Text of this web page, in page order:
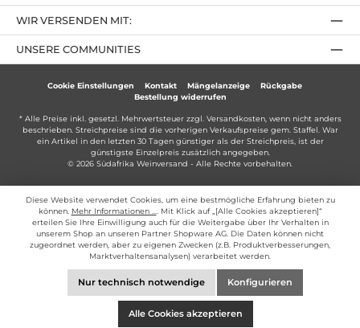
UNSERE COMMUNITIES
WIR VERSENDEN MIT:
Cookie Einstellungen Kontakt Mängelanzeige
Rückgabe
Bestellung widerrufen
* Alle Preise inkl. gesetzl. Mehrwertsteuer zzgl. Versandkosten, wenn nicht anders
beschrieben. Streichpreise sind die vorherigen Verkaufspreise gem. Staffel. War
ein Artikel in den letzten 30 Tagen günstiger als der Streichpreis, ist der
günstigste Einzelpreis zusätzlich angegeben.
© 2026 Südafrika Weinversand - Alle Rechte vorbehalten.
Diese Website verwendet Cookies, um eine bestmögliche Erfahrung bieten zu
können. Mehr Informationen ...
. Mit Klick auf „[Alle Cookies akzeptieren]“
erteilen Sie Ihre Einwilligung auch für die Weitergabe über Ihr Verhalten in
unserem Shop an unseren Partner Shopware AG. Die Daten können nicht
zugeordnet werden, aber zu eigenen Zwecken (z.B. Produktverbesserungen,
Marktverhaltensanalysen) verarbeitet werden.
Nur technisch notwendige Konfigurieren
Alle Cookies akzeptieren